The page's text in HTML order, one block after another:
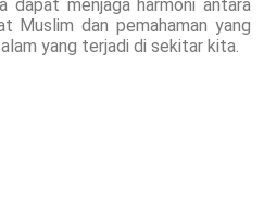
dapat menjaga harmoni antara
Muslim dan pemahaman yang
yang terjadi di sekitar kita.